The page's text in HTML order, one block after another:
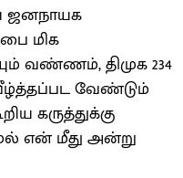
ஜனநாயக
மிக
வண்ணம், திமுக 234
வேண்டும்
கருத்துக்கு
என் மீது அன்று